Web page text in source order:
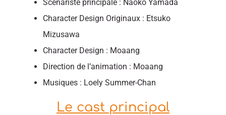
Scénariste principale : Naoko Yamada
Character Design Originaux : Etsuko
Mizusawa
Character Design : Moaang
Direction de l’animation : Moaang
Musiques : Loely Summer-Chan
Le cast principal